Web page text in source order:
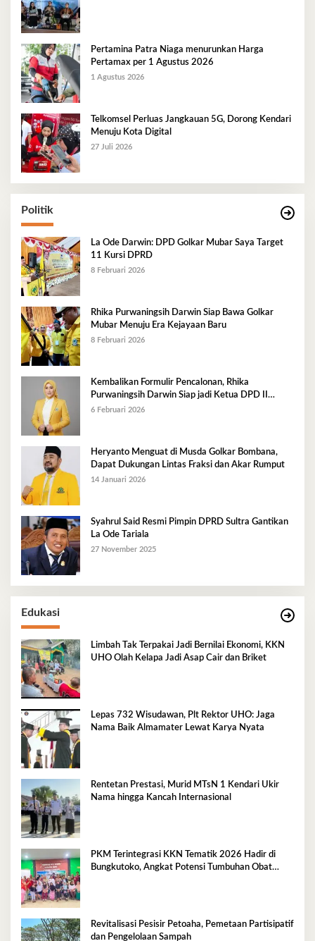
Pertamina Patra Niaga menurunkan Harga
Pertamax per 1 Agustus 2026
1 Agustus 2026
Telkomsel Perluas Jangkauan 5G, Dorong Kendari
Menuju Kota Digital
27 Juli 2026
Politik
La Ode Darwin: DPD Golkar Mubar Saya Target
11 Kursi DPRD
8 Februari 2026
Rhika Purwaningsih Darwin Siap Bawa Golkar
Mubar Menuju Era Kejayaan Baru
8 Februari 2026
Kembalikan Formulir Pencalonan, Rhika
Purwaningsih Darwin Siap jadi Ketua DPD II
Golkar Mubar
6 Februari 2026
Heryanto Menguat di Musda Golkar Bombana,
Dapat Dukungan Lintas Fraksi dan Akar Rumput
14 Januari 2026
Syahrul Said Resmi Pimpin DPRD Sultra Gantikan
La Ode Tariala
27 November 2025
Edukasi
Limbah Tak Terpakai Jadi Bernilai Ekonomi, KKN
UHO Olah Kelapa Jadi Asap Cair dan Briket
Lepas 732 Wisudawan, Plt Rektor UHO: Jaga
Nama Baik Almamater Lewat Karya Nyata
Rentetan Prestasi, Murid MTsN 1 Kendari Ukir
Nama hingga Kancah Internasional
PKM Terintegrasi KKN Tematik 2026 Hadir di
Bungkutoko, Angkat Potensi Tumbuhan Obat
Revitalisasi Pesisir Petoaha, Pemetaan Partisipatif
dan Pengelolaan Sampah